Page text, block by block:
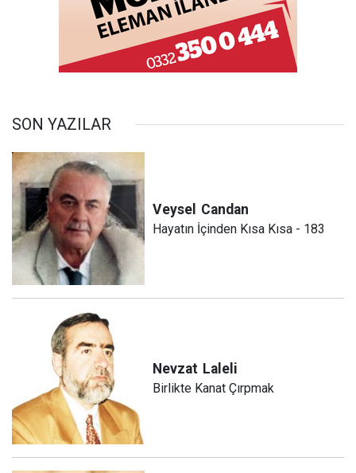
SON YAZILAR
Veysel Candan
Hayatın İçinden Kısa Kısa - 183
Nevzat Laleli
Birlikte Kanat Çırpmak